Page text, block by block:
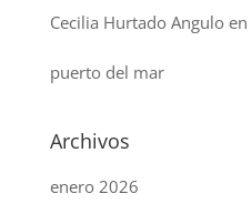
Cecilia Hurtado Anguloen
puerto del mar
Archivos
enero 2026